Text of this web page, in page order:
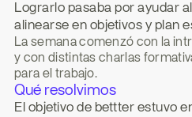
Lograrlo pasaba por ayudar
alinearse en objetivos y plan
La semana comenzó con la
y con distintas charlas
para el trabajo.
Qué resolvimos
El objetivo de bettter estuvo